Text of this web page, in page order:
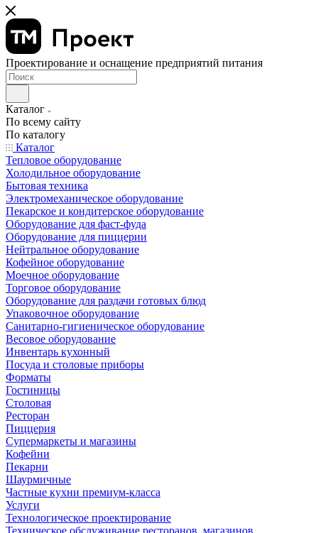
Проектирование и оснащение предприятий питания
Каталог
По всему сайту
По каталогу
Каталог
Тепловое оборудование
Холодильное оборудование
Бытовая техника
Электромеханическое оборудование
Пекарское и кондитерское оборудование
Оборудование для фаст-фуда
Оборудование для пиццерии
Нейтральное оборудование
Кофейное оборудование
Моечное оборудование
Торговое оборудование
Оборудование для раздачи готовых блюд
Упаковочное оборудование
Санитарно-гигиеническое оборудование
Весовое оборудование
Инвентарь кухонный
Посуда и столовые приборы
Форматы
Гостиницы
Столовая
Ресторан
Пиццерия
Супермаркеты и магазины
Кофейни
Пекарни
Шаурмичные
Частные кухни премиум-класса
Услуги
Технологическое проектирование
Техническое обслуживание ресторанов, магазинов